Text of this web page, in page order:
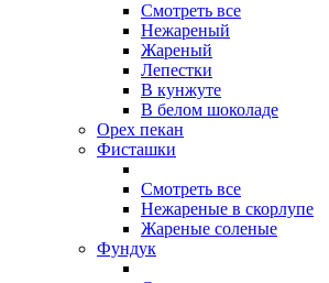
Смотреть все
Нежареный
Жареный
Лепестки
В кунжуте
В белом шоколаде
Орех пекан
Фисташки
Смотреть все
Нежареные в скорлупе
Жареные соленые
Фундук